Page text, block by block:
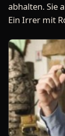
abhalten. Sie
Ein Irrer mit